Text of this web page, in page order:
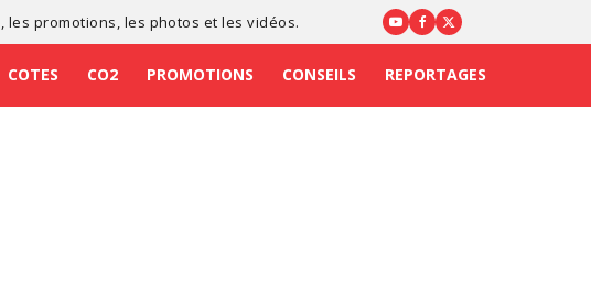
, les promotions , les photos et les vidéos.
COTES CO2 PROMOTIONS CONSEILS REPORTAGES